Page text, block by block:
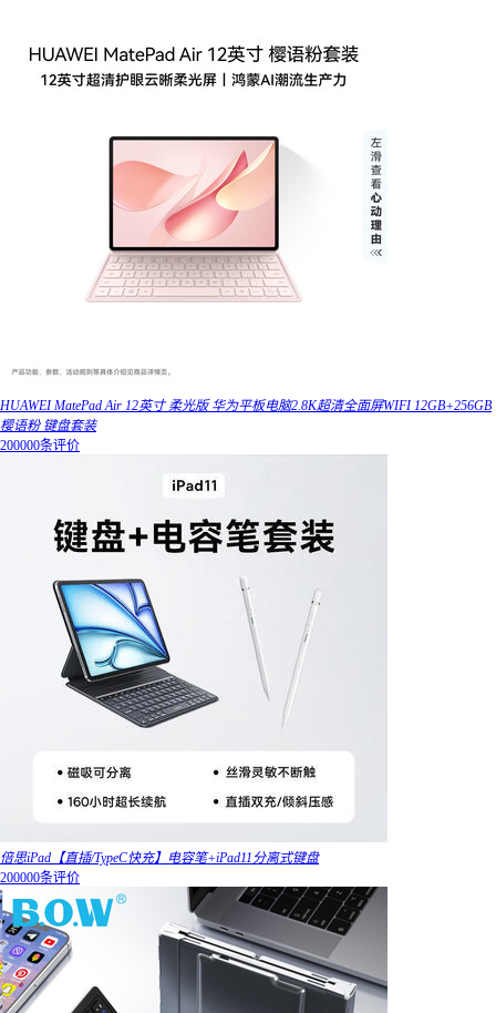
HUAWEI MatePad Air 12英寸 柔光版 华为平板电脑2.8K超清全面屏WIFI 12GB+256GB
樱语粉 键盘套装
200000条评价
倍思iPad【直插/TypeC快充】电容笔+iPad11分离式键盘
200000条评价